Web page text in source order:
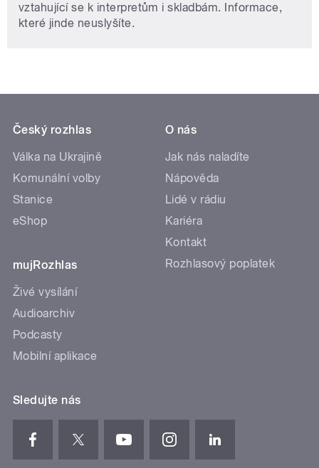
vztahující se k interpretům i skladbám. Informace,
které jinde neuslyšíte.
Český rozhlas
Válka na Ukrajině
Komunální volby
Stanice
eShop
mujRozhlas
Živé vysílání
Audioarchiv
Podcasty
Mobilní aplikace
O nás
Jak nás naladíte
Nápověda
Lidé v rádiu
Kariéra
Kontakt
Rozhlasový poplatek
Sledujte nás